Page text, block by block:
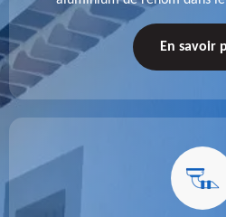
chaque besoin, notre
gouttières performantes,En savoir